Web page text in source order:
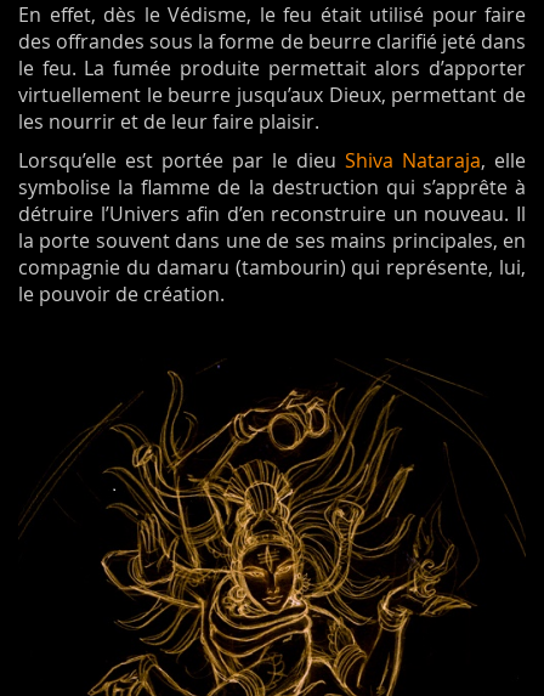
En effet, dès le Védisme, le feu était utilisé pour faire
des offrandes sous la forme de beurre clarifié jeté dans
le feu. La fumée produite permettait alors d’apporter
virtuellement le beurre jusqu’aux Dieux, permettant de
les nourrir et de leur faire plaisir.
Lorsqu’elle est portée par le dieu Shiva Nataraja, elle
symbolise la flamme de la destruction qui s’apprête à
détruire l’Univers afin d’en reconstruire un nouveau. Il
la porte souvent dans une de ses mains principales, en
compagnie du damaru (tambourin) qui représente, lui,
le pouvoir de création.